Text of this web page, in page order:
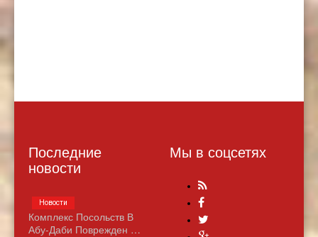
Последние
новости
Комплекс Посольств В
Абу-Даби Поврежден …
Новости
Мы в соцсетях